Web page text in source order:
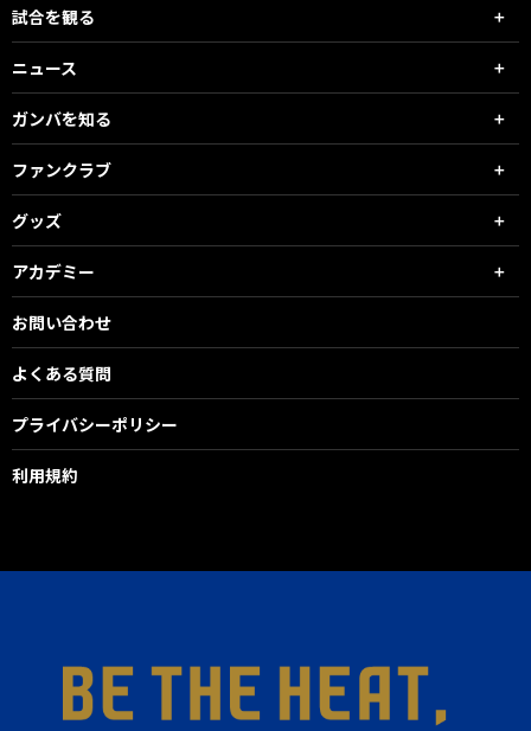
試合を観る
ニュース
ガンバを知る
ファンクラブ
グッズ
アカデミー
お問い合わせ
よくある質問
プライバシーポリシー
利用規約